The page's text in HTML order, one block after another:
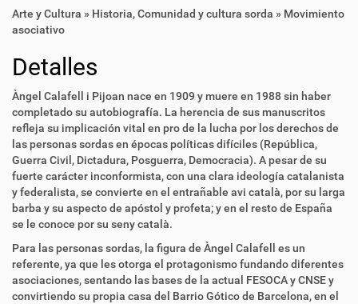
Arte y Cultura » Historia,Comunidad y cultura sorda » Movimiento
asociativo
Detalles
Àngel Calafell i Pijoan nace en 1909 y muere en 1988 sin haber
completado su autobiografía. La herencia de sus manuscritos
refleja su implicación vital en pro de la lucha por los derechos de
las personas sordas en épocas políticas difíciles (República,
Guerra Civil, Dictadura, Posguerra, Democracia). A pesar de su
fuerte carácter inconformista, con una clara ideología catalanista
y federalista, se convierte en el entrañable avi català, por su larga
barba y su aspecto de apóstol y profeta; y en el resto de España
se le conoce por su seny català.
Para las personas sordas, la figura de Àngel Calafell es un
referente, ya que les otorga el protagonismo fundando diferentes
asociaciones, sentando las bases de la actual FESOCA y CNSE y
convirtiendo su propia casa del Barrio Gótico de Barcelona, en el